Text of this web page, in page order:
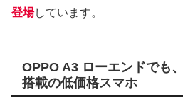
登場しています。
OPPO A3 ローエンドでも
搭載の低価格スマホ